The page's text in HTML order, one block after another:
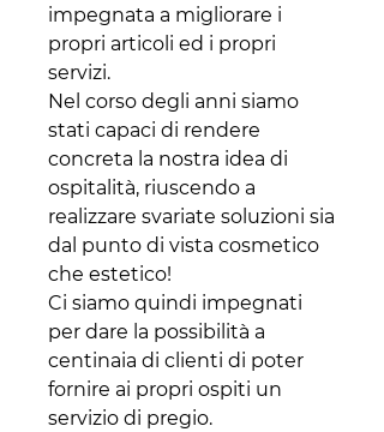
impegnata a migliorare i
propri articoli ed i propri
servizi.
Nel corso degli anni siamo
stati capaci di rendere
concreta la nostra idea di
ospitalità, riuscendo a
realizzare svariate soluzioni sia
dal punto di vista cosmetico
che estetico!
Ci siamo quindi impegnati
per dare la possibilità a
centinaia di clienti di poter
fornire ai propri ospiti un
servizio di pregio.